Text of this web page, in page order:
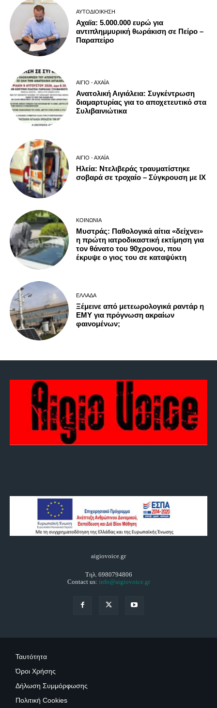
ΑΥΤΟΔΙΟΊΚΗΣΗ
Αχαϊα: 5.000.000 ευρώ για
αντιπλημμυρική θωράκιση σε Πείρο –
Παραπείρο
ΑΊΓΙΟ - ΑΧΑΪ́Α
Ανατολική Αιγιάλεια: Συγκέντρωση
διαμαρτυρίας για το αποχετευτικό στα
Συλιβαινιώτικα
ΑΊΓΙΟ - ΑΧΑΪ́Α
Ηλεία: Ντελιβεράς τραυματίστηκε
σοβαρά σε τροχαίο – Σύγκρουση με ΙΧ
ΚΟΙΝΩΝΊΑ
Μυστράς: Παθολογικά αίτια «δείχνει»
η πρώτη ιατροδικαστική εκτίμηση για
τον θάνατο του 90χρονου, που
έκρυψε ο γιος του σε καταψύκτη
ΕΛΛΆΔΑ
Ξέμεινε από μετεωρολογικά ραντάρ η
ΕΜΥ για πρόγνωση ακραίων
φαινομένων;
aigiovoice.gr
Τηλ. 6980794806
Contact us: info@aigiovoice.gr
Ταυτότητα
Όροι Χρήσης
Δήλωση Συμμόρφωσης
Πολιτική Cookies